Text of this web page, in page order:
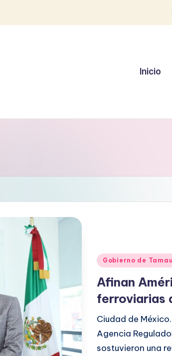
Inicio
Publicado
Gobierno de
Afinan
ferroviarias
Ciudad de
Agencia
sostuvieron una